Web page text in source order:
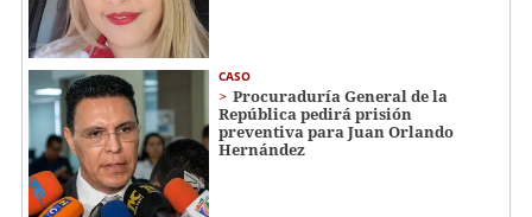
CASO
Procuraduría General de la
República pedirá prisión
preventiva para Juan Orlando
Hernández